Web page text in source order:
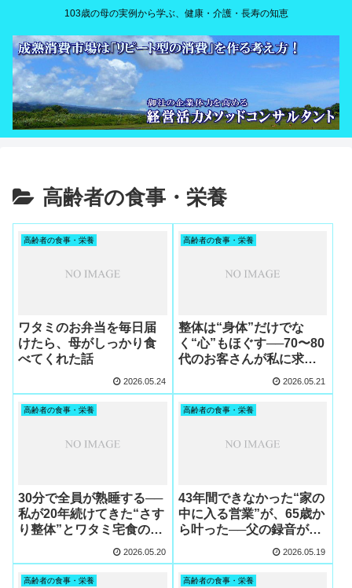
103歳の母の実例から学ぶ、健康・介護・長寿の知恵
高齢者の食事・栄養
高齢者の食事・栄養
ワタミのお弁当を毎日届
けたら、母がしっかり食
べてくれた話
2026.05.24
高齢者の食事・栄養
整体は“身体”だけでな
く“心”もほぐす──70〜80
代のお客さんが私に求め
2026.05.21
高齢者の食事・栄養
30分で全員が熟睡する──
私が20年続けてきた“さす
り整体”とワタミ宅食の黄
2026.05.20
高齢者の食事・栄養
43年間できなかった“家の
中に入る営業”が、65歳か
ら叶った──父の録音が生
んだ奇跡の出張整体営業
2026.05.19
高齢者の食事・栄養 高齢者の食事・栄養